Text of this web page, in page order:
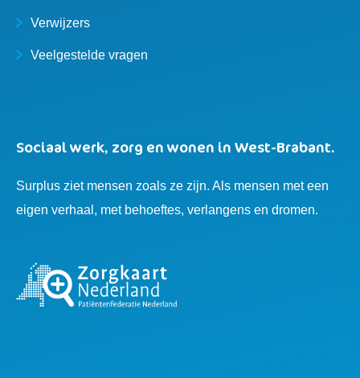
Verwijzers
Veelgestelde vragen
Sociaal werk, zorg en wonen in West-Brabant.
Surplus ziet mensen zoals ze zijn. Als mensen met een
eigen verhaal, met behoeftes, verlangens en dromen.